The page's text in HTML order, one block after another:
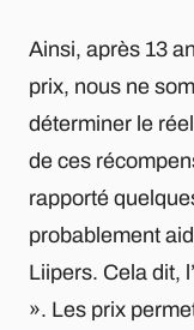
Ainsi, après 13
prix, nous ne
déterminer le
de ces
rapporté
probablement
Liipers. Cela dit,
». Les prix